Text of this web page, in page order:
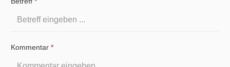
Kommentar *